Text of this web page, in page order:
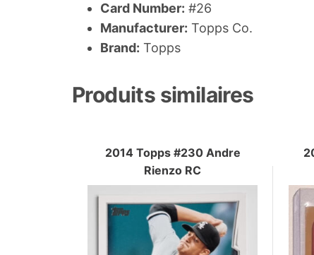
Card Number: #26
Manufacturer: Topps Co.
Brand: Topps
Produits similaires
2014 Topps #230 Andre
Rienzo RC